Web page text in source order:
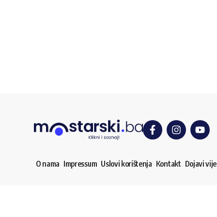
O nama Impressum Uslovi korištenja Kontakt Dojavi